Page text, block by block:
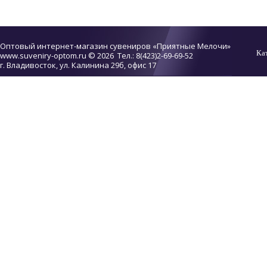
Оптовый интернет-магазин сувениров «Приятные Мелочи»
www.suveniry-optom.ru © 2026 Тел.: 8(423)2-69-69-52
г. Владивосток, ул. Калинина 29б, офис 17